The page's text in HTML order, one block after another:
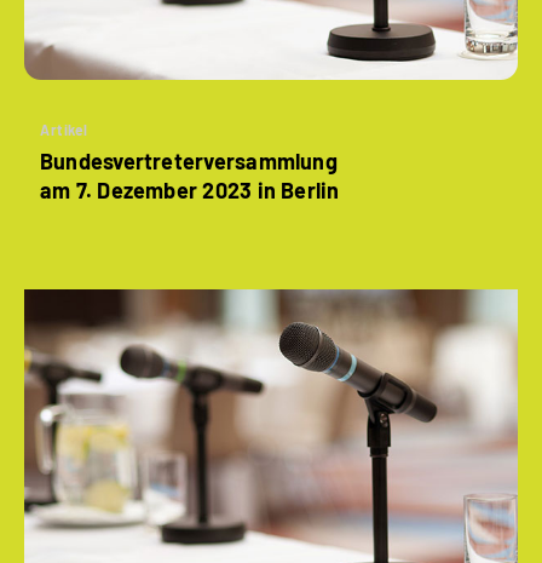
Artikel
Bundesvertreterversammlung
am 7. Dezember 2023 in Berlin